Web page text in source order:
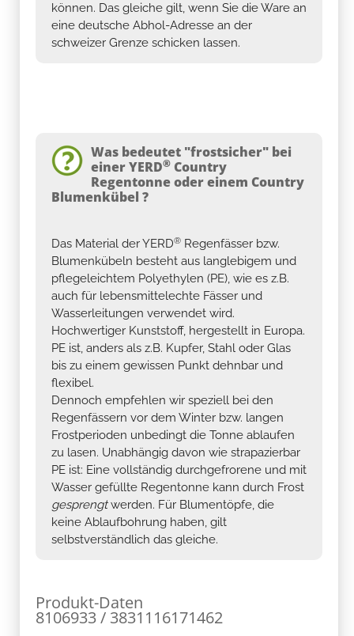
können. Das gleiche gilt, wenn Sie die Ware an
eine deutsche Abhol-Adresse an der
schweizer Grenze schicken lassen.
Was bedeutet "frostsicher" bei
einer YERD® Country
Regentonne oder einem Country
Blumenkübel ?
Das Material der YERD® Regenfässer bzw.
Blumenkübeln besteht aus langlebigem und
pflegeleichtem Polyethylen (PE), wie es z.B.
auch für lebensmittelechte Fässer und
Wasserleitungen verwendet wird.
Hochwertiger Kunststoff, hergestellt in Europa.
PE ist, anders als z.B. Kupfer, Stahl oder Glas
bis zu einem gewissen Punkt dehnbar und
flexibel.
Dennoch empfehlen wir speziell bei den
Regenfässern vor dem Winter bzw. langen
Frostperioden unbedingt die Tonne ablaufen
zu lasen. Unabhängig davon wie strapazierbar
PE ist: Eine vollständig durchgefrorene und mit
Wasser gefüllte Regentonne kann durch Frost
gesprengtwerden. Für Blumentöpfe, die
keine Ablaufbohrung haben, gilt
selbstverständlich das gleiche.
Produkt-Daten
8106933 / 3831116171462